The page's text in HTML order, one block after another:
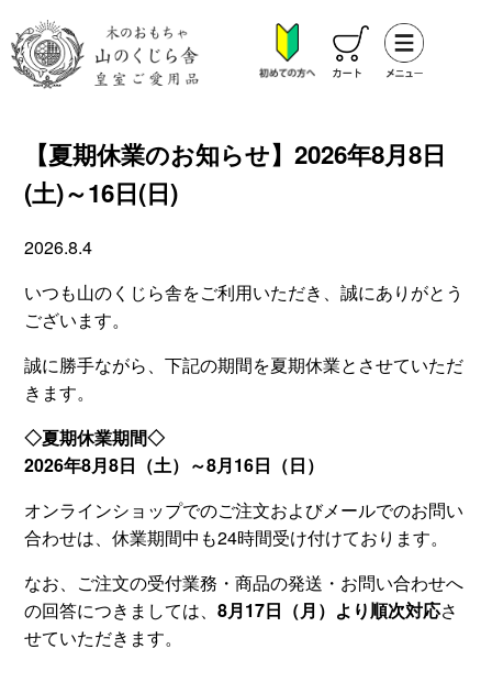
【夏期休業のお知らせ】2026年8月8日
(土)～16日(日)
2026.8.4
いつも山のくじら舎をご利用いただき、誠にありがとう
ございます。
誠に勝手ながら、下記の期間を夏期休業とさせていただ
きます。
◇夏期休業期間◇
2026年8月8日（土）～8月16日（日）
オンラインショップでのご注文およびメールでのお問い
合わせは、休業期間中も24時間受け付けております。
なお、ご注文の受付業務・商品の発送・お問い合わせへ
の回答につきましては、8月17日（月）より順次対応さ
せていただきます。